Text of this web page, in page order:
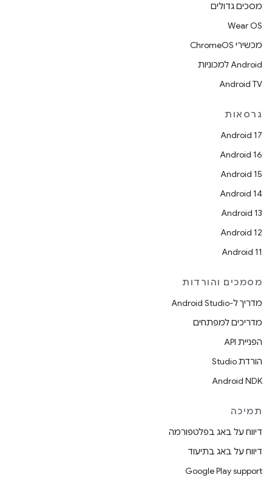
מסכים גדולים
Wear OS
מכשירי ChromeOS
Android למכוניות
Android TV
גרסאות
Android 17
Android 16
Android 15
Android 14
Android 13
Android 12
Android 11
מסמכים והורדות
מדריך ל-Android Studio
מדריכים למפתחים
הפניית API
הורדת Studio
Android NDK
תמיכה
דיווח על באג בפלטפורמה
דיווח על באג בתיעוד
Google Play support